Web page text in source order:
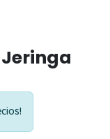
Jeringa